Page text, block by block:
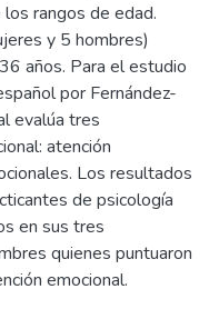
rangos de edad.
y 5 hombres)
años. Para el estudio
por Fernández-
evalúa tres
atención
Los resultados
de psicología
en sus tres
quienes puntuaron
emocional.